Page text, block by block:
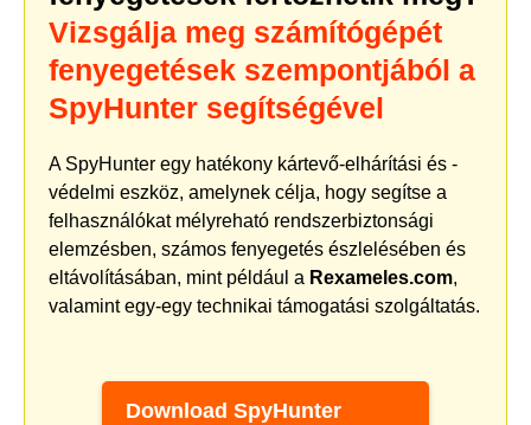
Vizsgálja meg számítógépét
fenyegetések szempontjából a
SpyHunter segítségével
A SpyHunter egy hatékony kártevő-elhárítási és -
védelmi eszköz, amelynek célja, hogy segítse a
felhasználókat mélyreható rendszerbiztonsági
elemzésben, számos fenyegetés észlelésében és
eltávolításában, mint például a Rexameles.com,
valamint egy-egy technikai támogatási szolgáltatás.
Download SpyHunter